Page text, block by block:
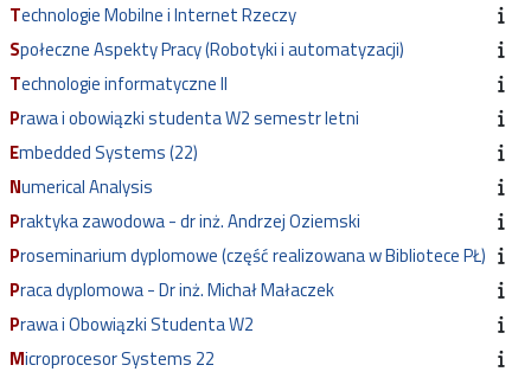
Technologie Mobilne i Internet Rzeczy
Społeczne Aspekty Pracy (Robotyki i automatyzacji)
Technologie informatyczne II
Prawa i obowiązki studenta W2 semestr letni
Embedded Systems (22)
Numerical Analysis
Praktyka zawodowa - dr inż. Andrzej Oziemski
Proseminarium dyplomowe (część realizowana w Bibliotece PŁ)
Praca dyplomowa - Dr inż. Michał Małaczek
Prawa i Obowiązki Studenta W2
Microprocesor Systems 22